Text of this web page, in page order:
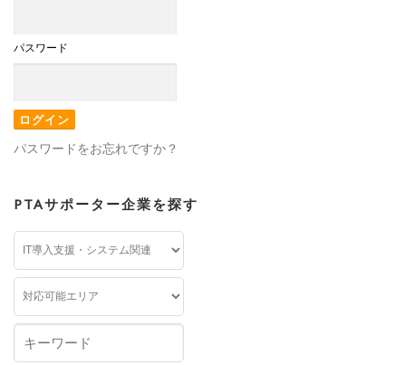
パスワード
パスワードをお忘れですか？
PTAサポーター企業を探す